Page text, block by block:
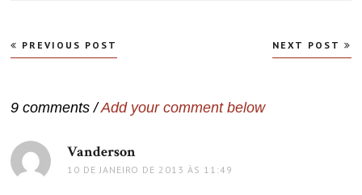
Navegação
de
PREVIOUS POST NEXT POST
9 comments /Add your comment below
Vanderson
10 DE JANEIRO DE 2013 ÀS 11:49